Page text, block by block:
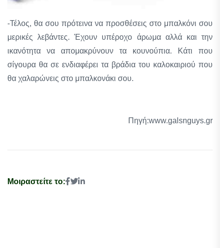
-Τέλος, θα σου πρότεινα να προσθέσεις στο μπαλκόνι σου
μερικές λεβάντες. Έχουν υπέροχο άρωμα αλλά και την
ικανότητα να απομακρύνουν τα κουνούπια. Κάτι που
σίγουρα θα σε ενδιαφέρει τα βράδια του καλοκαιριού που
θα χαλαρώνεις στο μπαλκονάκι σου.
Πηγή:www.galsnguys.gr
Μοιραστείτε το: